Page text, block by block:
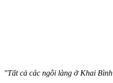
"Tất cả các ngôi làng ở Khai